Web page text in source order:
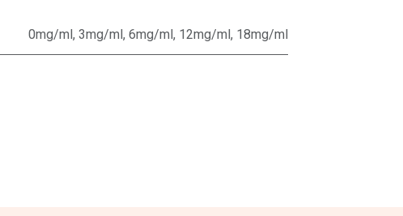
0mg/ml, 3mg/ml, 6mg/ml, 12mg/ml, 18mg/ml